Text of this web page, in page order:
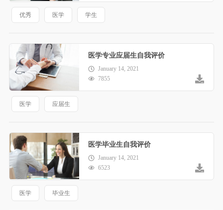
优秀 医学 学生
医学专业应届生自我评价
January 14, 2021
7855
医学 应届生
医学毕业生自我评价
January 14, 2021
6523
医学 毕业生